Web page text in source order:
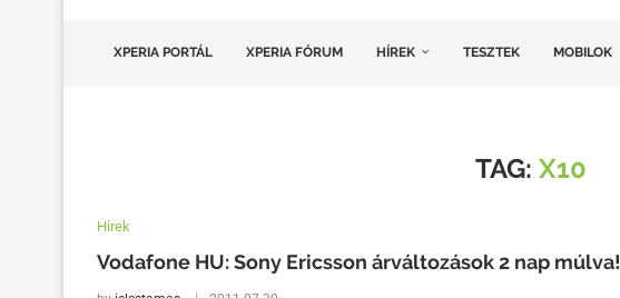
XPERIA PORTÁL XPERIA FÓRUM HÍREK TESZTEK MOBILOK
TAG: X10
Hírek
Vodafone HU: Sony Ericsson árváltozások 2 nap múlva!